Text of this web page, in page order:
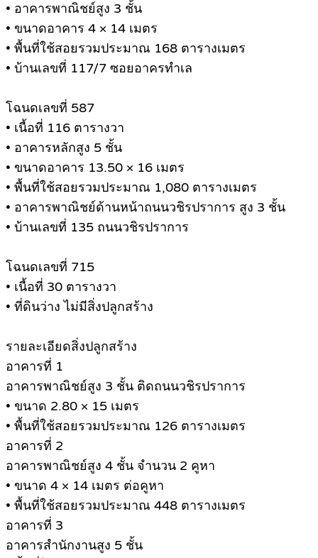
• อาคารพาณิชย์สูง 3 ชั้น
• ขนาดอาคาร 4 × 14 เมตร
• พื้นที่ใช้สอยรวมประมาณ 168 ตารางเมตร
• บ้านเลขที่ 117/7 ซอยอาครทำเล
โฉนดเลขที่ 587
• เนื้อที่ 116 ตารางวา
• อาคารหลักสูง 5 ชั้น
• ขนาดอาคาร 13.50 × 16 เมตร
• พื้นที่ใช้สอยรวมประมาณ 1,080 ตารางเมตร
• อาคารพาณิชย์ด้านหน้าถนนวชิรปราการ สูง 3 ชั้น
• บ้านเลขที่ 135 ถนนวชิรปราการ
โฉนดเลขที่ 715
• เนื้อที่ 30 ตารางวา
• ที่ดินว่าง ไม่มีสิ่งปลูกสร้าง
รายละเอียดสิ่งปลูกสร้าง
อาคารที่ 1
อาคารพาณิชย์สูง 3 ชั้น ติดถนนวชิรปราการ
• ขนาด 2.80 × 15 เมตร
• พื้นที่ใช้สอยรวมประมาณ 126 ตารางเมตร
อาคารที่ 2
อาคารพาณิชย์สูง 4 ชั้น จำนวน 2 คูหา
• ขนาด 4 × 14 เมตร ต่อคูหา
• พื้นที่ใช้สอยรวมประมาณ 448 ตารางเมตร
อาคารที่ 3
อาคารสำนักงานสูง 5 ชั้น